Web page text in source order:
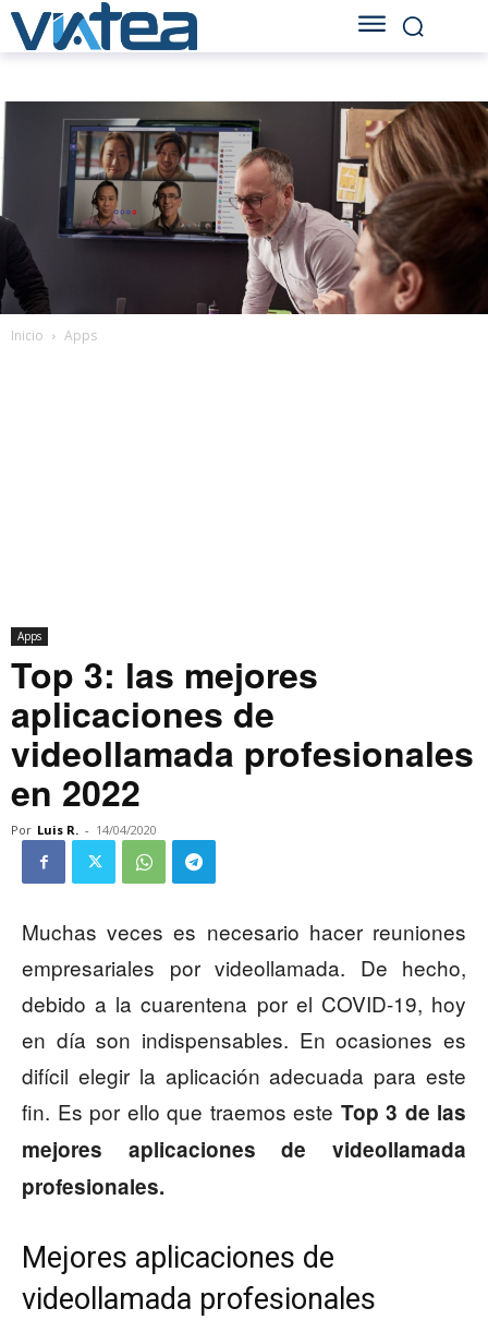
Inicio Apps
Apps
Top 3: las mejores
aplicaciones de
videollamada profesionales
en 2022
Por Luis R. - 14/04/2020
Muchas veces es necesario hacer reuniones
empresariales por videollamada. De hecho,
debido a la cuarentena por el COVID-19, hoy
en día son indispensables. En ocasiones es
difícil elegir la aplicación adecuada para este
fin. Es por ello que traemos este Top 3 de las
mejores aplicaciones de videollamada
profesionales.
Mejores aplicaciones de
videollamada profesionales